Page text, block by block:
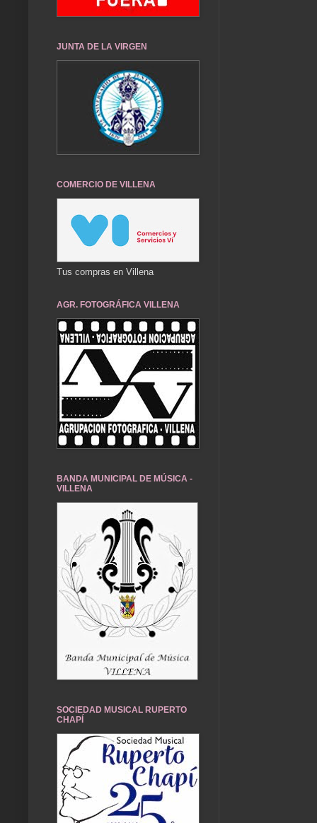
JUNTA DE LA VIRGEN
COMERCIO DE VILLENA
Tus compras en Villena
AGR. FOTOGRÁFICA VILLENA
BANDA MUNICIPAL DE MÚSICA -
VILLENA
SOCIEDAD MUSICAL RUPERTO
CHAPÍ